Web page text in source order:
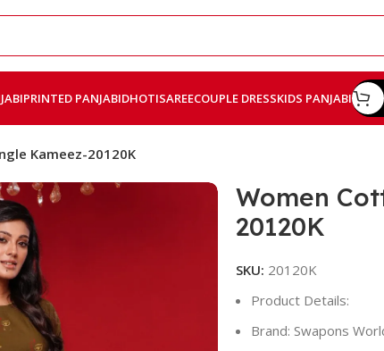
PRINTED PANJABIDHOTISAREECOUPLE DRESSKIDS PANJABI
Kameez-20120K
Women
20120K
SKU: 20120K
Product Details:
Brand: Swapons